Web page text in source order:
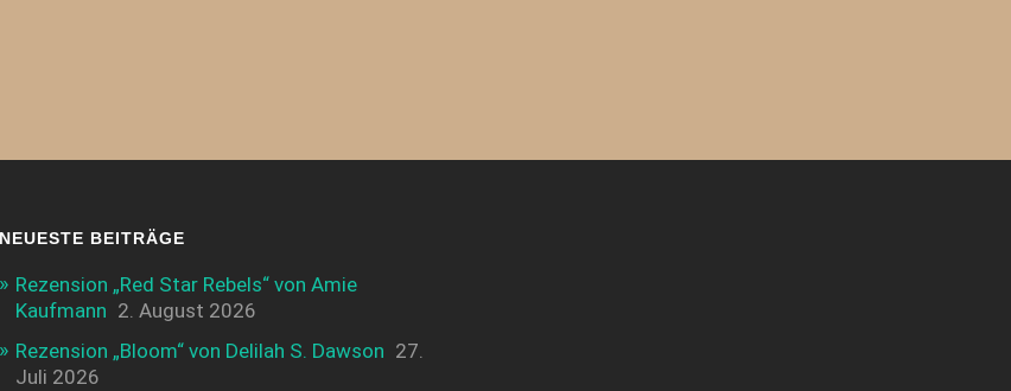
NEUESTE BEITRÄGE
Rezension „Red Star Rebels“ von Amie
Kaufmann 2. August 2026
Rezension „Bloom“ von Delilah S. Dawson 27.
Juli 2026